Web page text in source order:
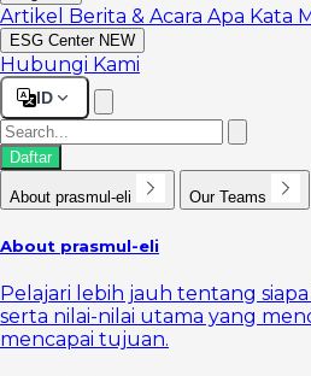
Artikel Berita & Acara Apa Kata
ESG Center NEW
Hubungi Kami
ID
Daftar
About prasmul-eli Our Teams
About prasmul-eli
Pelajari lebih jauh tentang siapa
serta nilai-nilai utama yang
mencapai tujuan.